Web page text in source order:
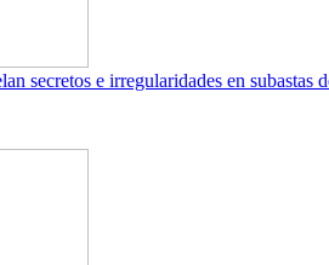
secretos e irregularidades en subastas